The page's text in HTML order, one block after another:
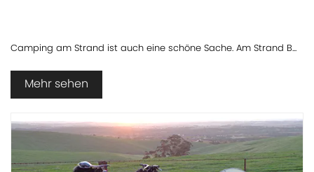
Camping am Strand ist auch eine schöne Sache. Am Strand B...
Mehr sehen